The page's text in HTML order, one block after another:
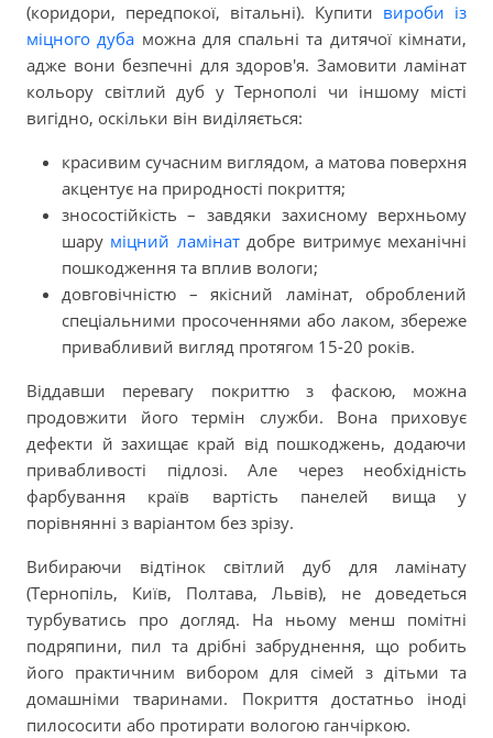
(коридори, передпокої, вітальні). Купити вироби із
міцного дуба можна для спальні та дитячої кімнати,
адже вони безпечні для здоров'я. Замовити ламінат
кольору світлий дуб у Тернополі чи іншому місті
вигідно, оскільки він виділяється:
красивим сучасним виглядом, а матова поверхня
акцентує на природності покриття;
зносостійкість – завдяки захисному верхньому
шару міцний ламінатдобре витримує механічні
пошкодження та вплив вологи;
довговічністю – якісний ламінат, оброблений
спеціальними просоченнями або лаком, збереже
привабливий вигляд протягом 15-20 років.
Віддавши перевагу покриттю з фаскою, можна
продовжити його термін служби. Вона приховує
дефекти й захищає край від пошкоджень, додаючи
привабливості підлозі. Але через необхідність
фарбування країв вартість панелей вища у
порівнянні з варіантом без зрізу.
Вибираючи відтінок світлий дуб для ламінату
(Тернопіль, Київ, Полтава, Львів), не доведеться
турбуватись про догляд. На ньому менш помітні
подряпини, пил та дрібні забруднення, що робить
його практичним вибором для сімей з дітьми та
домашніми тваринами. Покриття достатньо іноді
пилососити або протирати вологою ганчіркою.